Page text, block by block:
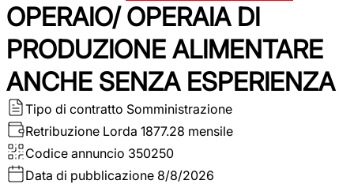
OPERAIO/ OPERAIA DI
PRODUZIONE ALIMENTARE
ANCHE SENZA ESPERIENZA
Tipo di contratto Somministrazione
Retribuzione Lorda 1877.28 mensile
Codice annuncio 350250
Data di pubblicazione 8/8/2026